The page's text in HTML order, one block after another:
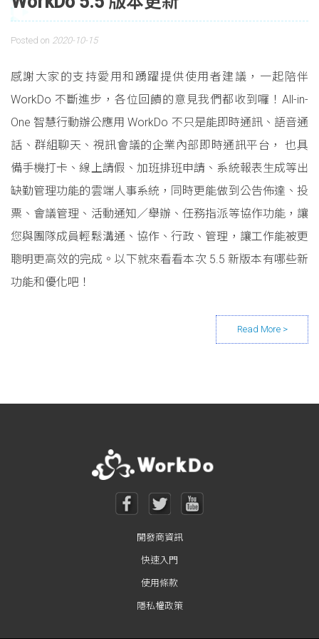
Posted on 2020-10-15
感謝大家的支持愛用和踴躍提供使用者建議，一起陪伴
WorkDo 不斷進步，各位回饋的意見我們都收到囉！All-in-
One 智慧行動辦公應用 WorkDo 不只是能即時通訊、語音通
話、群組聊天、視訊會議的企業內部即時通訊平台， 也具
備手機打卡、線上請假、加班排班申請、系統報表生成等出
缺勤管理功能的雲端人事系統，同時更能做到公告佈達、投
票、會議管理、活動通知／舉辦、任務指派等協作功能，讓
您與團隊成員輕鬆溝通、協作、行政、管理，讓工作能被更
聰明更高效的完成。以下就來看看本次 5.5 新版本有哪些新
功能和優化吧！
Posts navigation
開發商資訊
快速入門
使用條款
隱私權政策